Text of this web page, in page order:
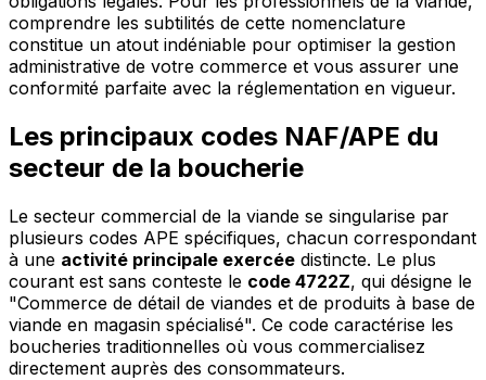
comprendre les subtilités de cette nomenclature
constitue un atout indéniable pour optimiser la gestion
administrative de votre commerce et vous assurer une
conformité parfaite avec la réglementation en vigueur.
Les principaux codes NAF/APE du
secteur de la boucherie
Le secteur commercial de la viande se singularise par
plusieurs codes APE spécifiques, chacun correspondant
à une activité principale exercée distincte. Le plus
courant est sans conteste le code 4722Z, qui désigne le
"Commerce de détail de viandes et de produits à base de
viande en magasin spécialisé". Ce code caractérise les
boucheries traditionnelles où vous commercialisez
directement auprès des consommateurs.